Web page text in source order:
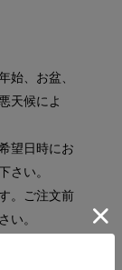
、お盆、
天候によ
望日時にお
さい。
。ご注文前
い。